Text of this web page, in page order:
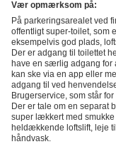
Vær opmærksom på:
På parkeringsarealet ved
offentligt super-toilet, som
eksempelvis god plads,
Der er adgang til toilettet
have en særlig adgang for
kan ske via en app eller
adgang til ved
Brugerservice, som står
Der er tale om en separat
super lækkert med
heldækkende loftslift, leje
håndvask.